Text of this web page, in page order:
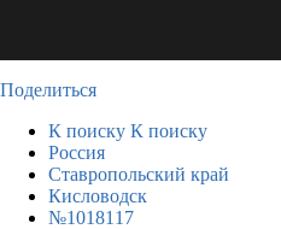
Поделиться
К поиску К поиску
Россия
Ставропольский край
Кисловодск
№1018117